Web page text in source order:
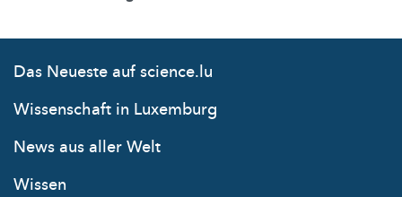
Das Neueste auf science.lu
Wissenschaft in Luxemburg
News aus aller Welt
Wissen